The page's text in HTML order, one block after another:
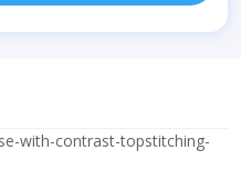
with-contrast-topstitching-